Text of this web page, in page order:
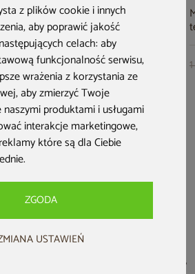
z plików cookie i innych
aby poprawić jakość
celach:aby
funkcjonalność serwisu,
wrażenia z korzystania ze
,aby zmierzyć Twoje
produktami i usługami
interakcje marketingowe,
które są dla Ciebie
.
ZGODA
USTAWIEŃ
ogrodowe
Beige /
Beige Melange
499 zł
Meble ogrodowe
technorattanowe
Bristol Round
Elegant 180 cm